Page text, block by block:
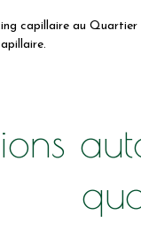
capillaire au